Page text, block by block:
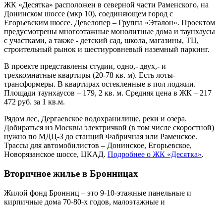
ЖК «Десятка» расположен в северной части Раменского, на
Донинском шоссе (мкр 10), соединяющем город с
Егорьевским шоссе. Девелопер – Группа «Эталон». Проектом
предусмотрены многоэтажные монолитные дома и таунхаусы
с участками, а также - детский сад, школа, магазины, ТЦ,
строительный рынок и шестиуровневый наземный паркинг.
В проекте представлены студии, одно,- двух,- и
трехкомнатные квартиры (20-78 кв. м). Есть лоты-
трансформеры. В квартирах остекленные в пол лоджии.
Площади таунхаусов – 179, 2 кв. м. Средняя цена в ЖК – 217
472 руб. за 1 кв.м.
Рядом лес, Дергаевское водохранилище, реки и озера.
Добираться из Москвы электричкой (в том числе скоростной)
нужно по МДЦ-3 до станций Фабричная или Раменское.
Трассы для автомобилистов – Донинское, Егорьевское,
Новорязанское шоссе, ЦКАД. Подробнее о ЖК «Десятка».
Вторичное жилье в Бронницах
Жилой фонд Бронниц – это 9-10-этажные панельные и
кирпичные дома 70-80-х годов, малоэтажные и